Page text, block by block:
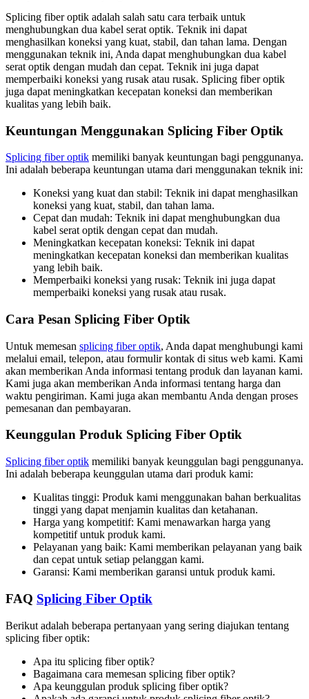
Splicing fiber optik adalah salah satu cara terbaik untuk
menghubungkan dua kabel serat optik. Teknik ini dapat
menghasilkan koneksi yang kuat, stabil, dan tahan lama. Dengan
menggunakan teknik ini, Anda dapat menghubungkan dua kabel
serat optik dengan mudah dan cepat. Teknik ini juga dapat
memperbaiki koneksi yang rusak atau rusak. Splicing fiber optik
juga dapat meningkatkan kecepatan koneksi dan memberikan
kualitas yang lebih baik.
Keuntungan Menggunakan Splicing Fiber Optik
Splicing fiber optik memiliki banyak keuntungan bagi penggunanya.
Ini adalah beberapa keuntungan utama dari menggunakan teknik ini:
Koneksi yang kuat dan stabil: Teknik ini dapat menghasilkan
koneksi yang kuat, stabil, dan tahan lama.
Cepat dan mudah: Teknik ini dapat menghubungkan dua
kabel serat optik dengan cepat dan mudah.
Meningkatkan kecepatan koneksi: Teknik ini dapat
meningkatkan kecepatan koneksi dan memberikan kualitas
yang lebih baik.
Memperbaiki koneksi yang rusak: Teknik ini juga dapat
memperbaiki koneksi yang rusak atau rusak.
Cara Pesan Splicing Fiber Optik
Untuk memesan splicing fiber optik, Anda dapat menghubungi kami
melalui email, telepon, atau formulir kontak di situs web kami. Kami
akan memberikan Anda informasi tentang produk dan layanan kami.
Kami juga akan memberikan Anda informasi tentang harga dan
waktu pengiriman. Kami juga akan membantu Anda dengan proses
pemesanan dan pembayaran.
Keunggulan Produk Splicing Fiber Optik
Splicing fiber optik memiliki banyak keunggulan bagi penggunanya.
Ini adalah beberapa keunggulan utama dari produk kami:
Kualitas tinggi: Produk kami menggunakan bahan berkualitas
tinggi yang dapat menjamin kualitas dan ketahanan.
Harga yang kompetitif: Kami menawarkan harga yang
kompetitif untuk produk kami.
Pelayanan yang baik: Kami memberikan pelayanan yang baik
dan cepat untuk setiap pelanggan kami.
Garansi: Kami memberikan garansi untuk produk kami.
FAQ Splicing Fiber Optik
Berikut adalah beberapa pertanyaan yang sering diajukan tentang
splicing fiber optik:
Apa itu splicing fiber optik?
Bagaimana cara memesan splicing fiber optik?
Apa keunggulan produk splicing fiber optik?